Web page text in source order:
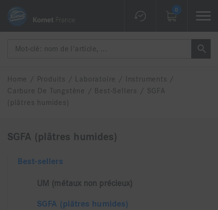
0
Home / Produits / Laboratoire / Instruments /
Carbure De Tungstène
/ Best-Sellers / SGFA
(plâtres humides)
SGFA (plâtres humides)
Best-sellers
UM (métaux non précieux)
SGFA (plâtres humides)